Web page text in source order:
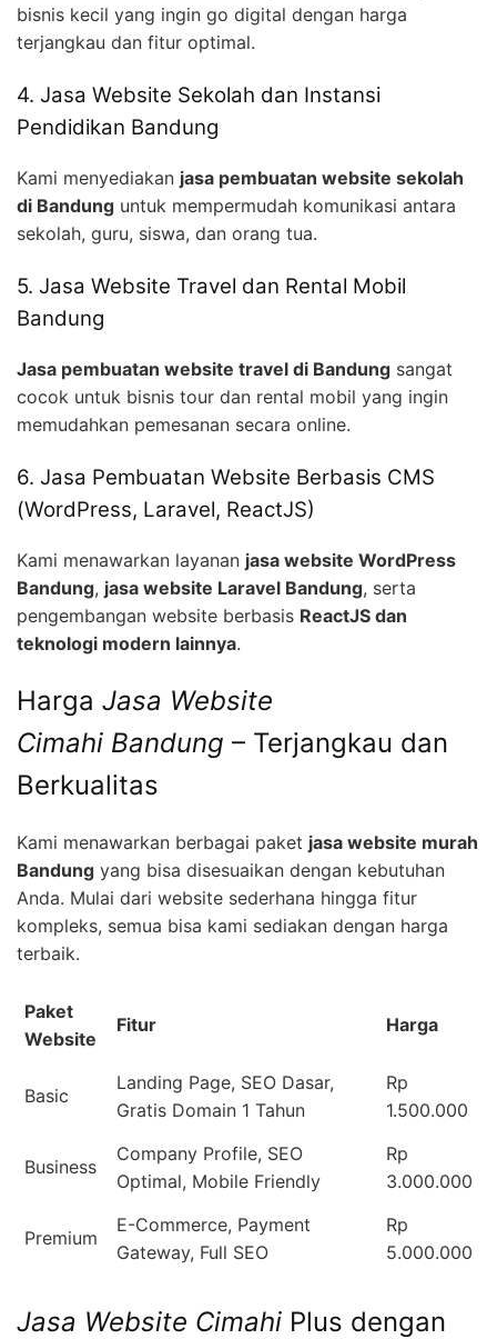
bisnis kecil yang ingin go digital dengan harga
terjangkau dan fitur optimal.
4. Jasa Website Sekolah dan Instansi
Pendidikan Bandung
Kami menyediakan jasa pembuatan website sekolah
di Bandung untuk mempermudah komunikasi antara
sekolah, guru, siswa, dan orang tua.
5. Jasa Website Travel dan Rental Mobil
Bandung
Jasa pembuatan website travel di Bandung sangat
cocok untuk bisnis tour dan rental mobil yang ingin
memudahkan pemesanan secara online.
6. Jasa Pembuatan Website Berbasis CMS
(WordPress, Laravel, ReactJS)
Kami menawarkan layanan jasa website WordPress
Bandung, jasa website Laravel Bandung, serta
pengembangan website berbasis ReactJS dan
teknologi modern lainnya.
Harga Jasa Website
Cimahi Bandung – Terjangkau dan
Berkualitas
Kami menawarkan berbagai paket jasa website murah
Bandung yang bisa disesuaikan dengan kebutuhan
Anda. Mulai dari website sederhana hingga fitur
kompleks, semua bisa kami sediakan dengan harga
terbaik.
Paket
Website
Fitur Harga
Basic
Landing Page, SEO Dasar,
Gratis Domain 1 Tahun
Rp
1.500.000
Business
Company Profile, SEO
Optimal, Mobile Friendly
Rp
3.000.000
Premium
E-Commerce, Payment
Gateway, Full SEO
Rp
5.000.000
Jasa Website Cimahi Plus dengan